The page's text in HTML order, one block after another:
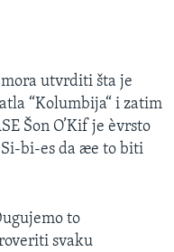
utvrditi šta je
“Kolumbija“ i zatim
Šon O’Kif je èvrsto
bi-es da æe to biti
to
svaku